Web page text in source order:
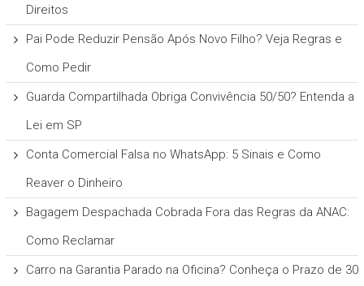
Direitos
Pai Pode Reduzir Pensão Após Novo Filho? Veja Regras e
Como Pedir
Guarda Compartilhada Obriga Convivência 50/50? Entenda a
Lei em SP
Conta Comercial Falsa no WhatsApp: 5 Sinais e Como
Reaver o Dinheiro
Bagagem Despachada Cobrada Fora das Regras da ANAC:
Como Reclamar
Carro na Garantia Parado na Oficina? Conheça o Prazo de 30